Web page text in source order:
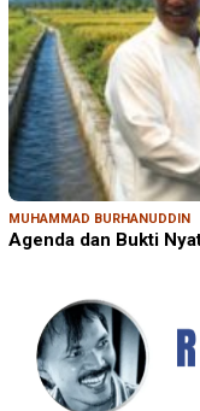
MUHAMMAD BURHANUDDIN
Agenda dan Bukti